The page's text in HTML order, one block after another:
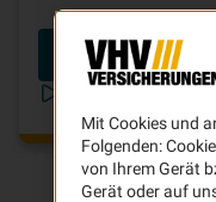
Telematik in unter
Mit Cookies und
Folgenden:
von Ihrem Gerät
Gerät oder auf